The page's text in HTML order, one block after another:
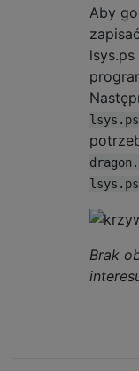
    }
Aby
lsys.ps
Brak